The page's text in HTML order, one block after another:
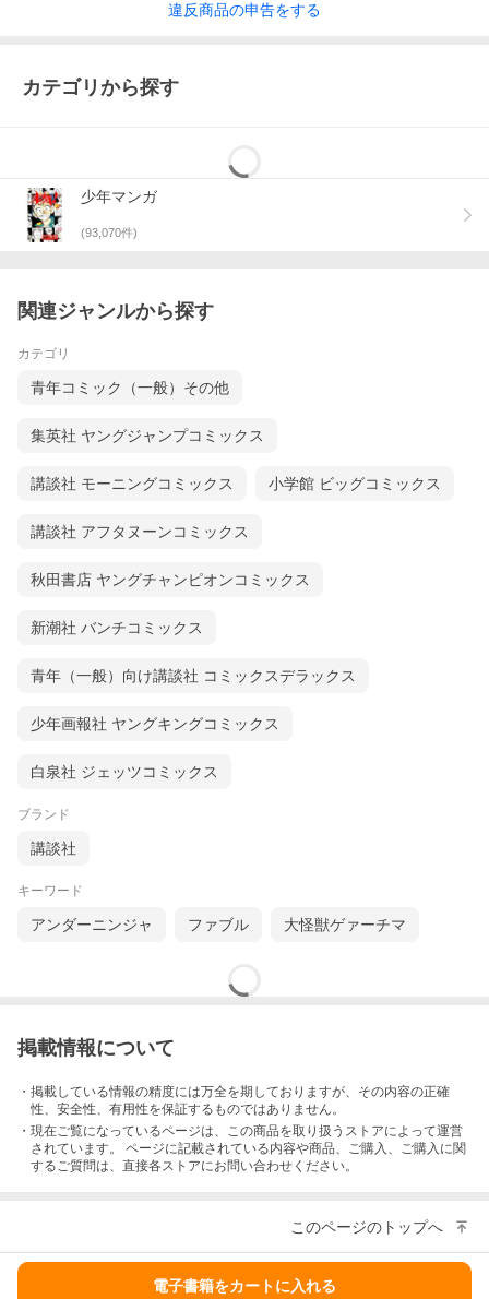
違反商品の申告をする
カテゴリから探す
少年マンガ
(93,070件)
関連ジャンルから探す
カテゴリ
青年コミック（一般）その他
集英社 ヤングジャンプコミックス
講談社 モーニングコミックス 小学館 ビッグコミックス
講談社 アフタヌーンコミックス
秋田書店 ヤングチャンピオンコミックス
新潮社 バンチコミックス
青年（一般）向け講談社 コミックスデラックス
少年画報社 ヤングキングコミックス
白泉社 ジェッツコミックス
ブランド
講談社
キーワード
アンダーニンジャ ファブル 大怪獣ゲァーチマ
掲載情報について
・掲載している情報の精度には万全を期しておりますが、その内容の正確
性、安全性、有用性を保証するものではありません。
・現在ご覧になっているページは、この商品を取り扱うストアによって運営
されています。 ページに記載されている内容や商品、ご購入 、ご購入に関
するご質問は、直接各ストアにお問い合わせください。
このページのトップへ
電子書籍をカートに入れる